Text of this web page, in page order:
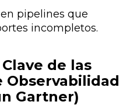
pipelines que
incompletos.
de las
Observabilidad
Gartner)